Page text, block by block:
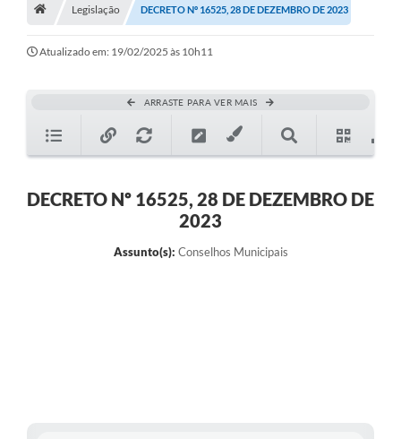
A História
Galeria de Fotos
Legislação DECRETO Nº 16525, 28 DE DEZEMBRO DE 2023
Atualizado em: 19/02/2025 às 10h11
ARRASTE PARA VER MAIS
DECRETO Nº 16525, 28 DE DEZEMBRO DE
2023
Assunto(s): Conselhos Municipais